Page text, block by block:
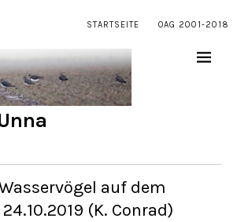
STARTSEITE OAG 2001-2018
auf dem
(K. Conrad)